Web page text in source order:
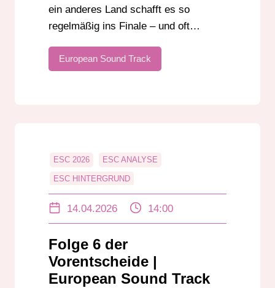
ein anderes Land schafft es so
regelmäßig ins Finale – und oft…
European Sound Track
ESC 2026 ESC ANALYSE
ESC HINTERGRUND
ESC SAISON 2026
EUROVISION FANS
EUROVISION PODCAST
14.04.2026 14:00
Folge 6 der
Vorentscheide |
European Sound Track